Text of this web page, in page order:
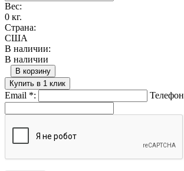
Вес:
0 кг.
Страна:
США
В наличии:
В наличии
В корзину
Купить в 1 клик
Email *: Телефон